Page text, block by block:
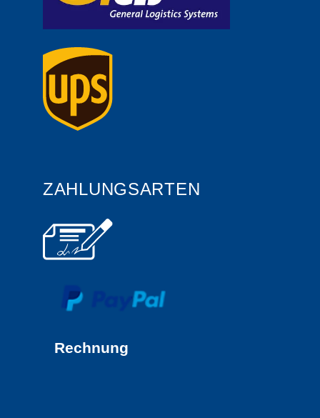
ZAHLUNGSARTEN
Rechnung